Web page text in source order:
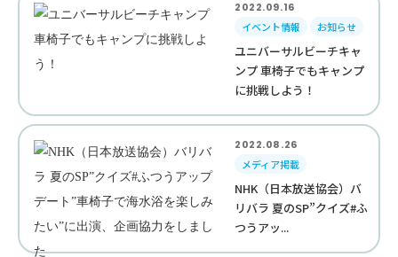
2022.09.16
イベント情報
お知らせ
ユニバーサルビーチキャ
ンプ 車椅子でもキャンプ
に挑戦しよう！
2022.08.26
メディア掲載
NHK（日本放送協会）バ
リバラ 夏のSP”クイズ#ふ
つうアッ...